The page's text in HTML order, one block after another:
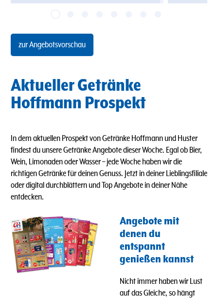
zur Angebotsvorschau
Aktueller Getränke
Hoffmann Prospekt
In dem aktuellen Prospekt von Getränke Hoffmann und Huster
findest du unsere Getränke Angebote dieser Woche. Egal ob Bier,
Wein, Limonaden oder Wasser–jede Woche haben wir die
richtigen Getränke für deinen Genuss. Jetzt in deiner Lieblingsfiliale
oder digital durchblättern und Top Angebote in deiner Nähe
entdecken.
Angebote mit
denen du
entspannt
genießen kannst
Nicht immer haben wir Lust
auf das Gleiche, so hängt